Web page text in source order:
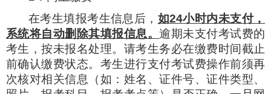
在考生填报考生信息后， 如24小时内未支付，
系统将自动删除其填报信息。逾期未支付考试费的
考生，按未报名处理。请考生务必在缴费时间截止
前确认缴费状态。考生进行支付考试费操作前须再
次核对相关信息（如：姓名、证件号、证件类型、